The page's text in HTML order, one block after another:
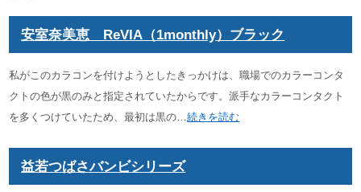
安室奈美恵 ReVIA（1monthly）ブラック
私がこのカラコンを付けようとしたきっかけは、職場でのカラーコンタ
クトの色が黒のみと指定されていたからです。派手なカラーコンタクト
を多くつけていたため、最初は黒の…続きを読む
益若つばさバンビシリーズ